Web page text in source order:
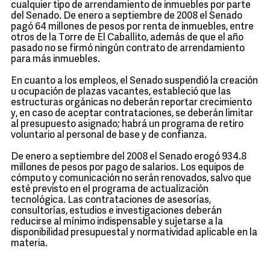
cualquier tipo de arrendamiento de inmuebles por parte
del Senado. De enero a septiembre de 2008 el Senado
pagó 64 millones de pesos por renta de inmuebles, entre
otros de la Torre de El Caballito, además de que el año
pasado no se firmó ningún contrato de arrendamiento
para más inmuebles.
En cuanto a los empleos, el Senado suspendió la creación
u ocupación de plazas vacantes, estableció que las
estructuras orgánicas no deberán reportar crecimiento
y, en caso de aceptar contrataciones, se deberán limitar
al presupuesto asignado; habrá un programa de retiro
voluntario al personal de base y de confianza.
De enero a septiembre del 2008 el Senado erogó 934.8
millones de pesos por pago de salarios. Los equipos de
cómputo y comunicación no serán renovados, salvo que
esté previsto en el programa de actualización
tecnológica. Las contrataciones de asesorías,
consultorías, estudios e investigaciones deberán
reducirse al mínimo indispensable y sujetarse a la
disponibilidad presupuestal y normatividad aplicable en la
materia.